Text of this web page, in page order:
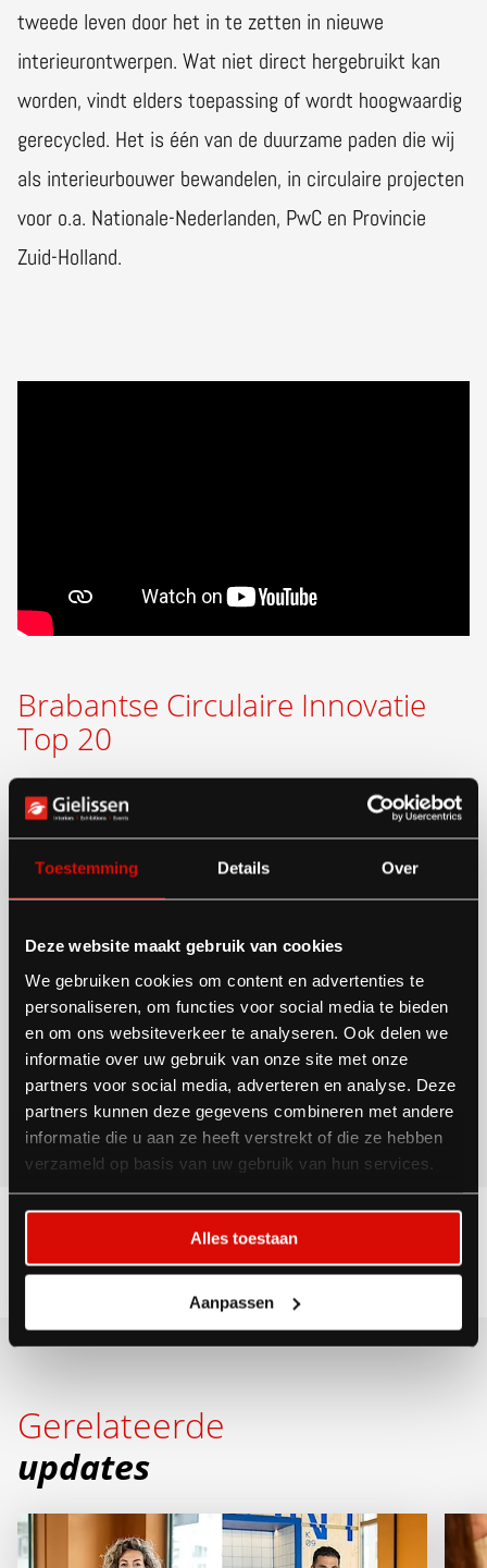
Toestemming Details Over
Deze website maakt gebruik van cookies
We gebruiken cookies om content en advertenties te
personaliseren, om functies voor social media te bieden
en om ons websiteverkeer te analyseren. Ook delen we
informatie over uw gebruik van onze site met onze
partners voor social media, adverteren en analyse. Deze
partners kunnen deze gegevens combineren met andere
informatie die u aan ze heeft verstrekt of die ze hebben
verzameld op basis van uw gebruik van hun services.
Alles toestaan
Aanpassen
tweede leven door het in te zetten in nieuwe
interieurontwerpen. Wat niet direct hergebruikt kan
worden, vindt elders toepassing of wordt hoogwaardig
gerecycled. Het is één van de duurzame paden die wij
als interieurbouwer bewandelen, in circulaire projecten
voor o.a. Nationale-Nederlanden, PwC en Provincie
Zuid-Holland.
Brabantse Circulaire Innovatie
Top 20
Op donderdag 7 maart 2024 om 14:30 uur presenteren
we ons verhaal tijdens de finale van de Brabantse
Circulaire Innovatie Top 20! In de aanloop daarvan
legt onze sustainability officer Eva Nijeboer uit
waarom en hoe we impact maken met onze oogsthal.
Read more about:
INTERIORS DUURZAAMHEID
Gerelateerde
updates